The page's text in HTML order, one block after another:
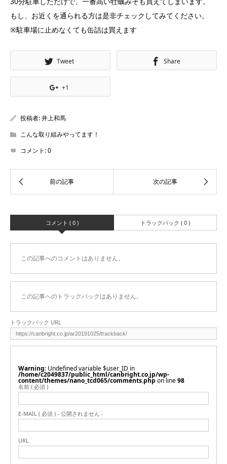
もし、お近くを通られる方は是非チェックしてみてください。
※駐車場に止めなくても缶詰は買えます
Tweet Share
+1
投稿者:井上和馬
こんな取り組みやってます！
コメント:0
コメント ( 0 ) トラックバック ( 0 )
この記事へのコメントはありません。
この記事へのトラックバックはありません。
トラックバック URL
Warning : Undefined variable $user_ID in
/home/c2049837/public_html/canbright.co.jp/wp-
content/themes/nano_tcd065/comments.php on line98
名前 ( 必須 )
E-MAIL ( 必須 ) - 公開されません -
URL